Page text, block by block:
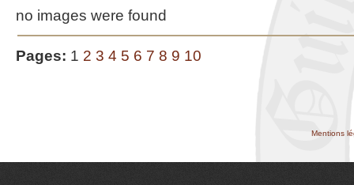
no images were found
Pages: 1 2 3 4 5 6 7 8 9 10
Mentions